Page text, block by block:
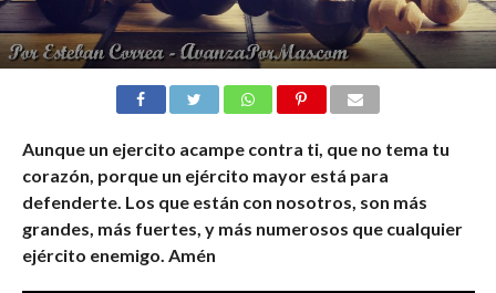
Aunque un ejercito acampe contra ti, que no tema tu
corazón, porque un ejército mayor está para
defenderte. Los que están con nosotros, son más
grandes, más fuertes, y más numerosos que cualquier
ejército enemigo. Amén